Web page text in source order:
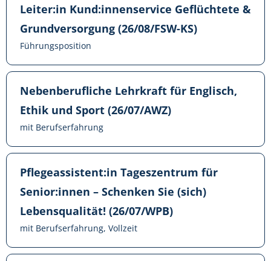
Leiter:in Kund:innenservice Geflüchtete &
Grundversorgung (26/08/FSW-KS)
Führungsposition
Nebenberufliche Lehrkraft für Englisch,
Ethik und Sport (26/07/AWZ)
mit Berufserfahrung
Pflegeassistent:in Tageszentrum für
Senior:innen – Schenken Sie (sich)
Lebensqualität! (26/07/WPB)
mit Berufserfahrung, Vollzeit